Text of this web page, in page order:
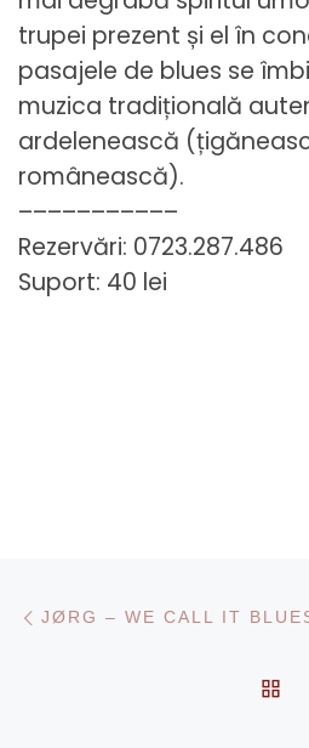
trupei prezent și el în
pasajele de blues se
muzica tradițională
ardelenească
românească).
–––––––––––
Rezervări: 0723.287.486
Suport: 40 lei
Navigare în
JØRG – WE CALL IT